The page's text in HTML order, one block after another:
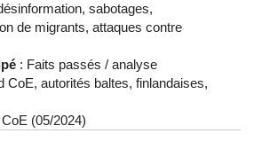
sabotages,
de migrants, attaques contre
: Faits passés / analyse
CoE, autorités baltes, finlandaises,
(05/2024)